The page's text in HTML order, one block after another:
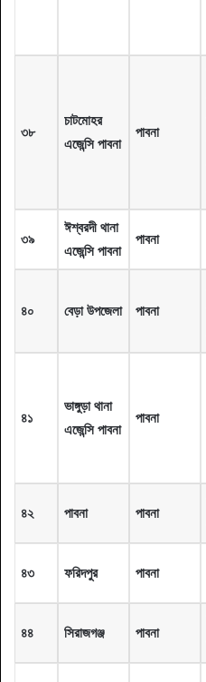
৩৮
চাটমোহর
এজেন্সি পাবনা
পাবনা
৩৯
ঈশ্বরদী থানা
এজেন্সি পাবনা
পাবনা
৪০ বেড়া উপজেলা পাবনা
৪১
ভাঙ্গুড়া থানা
এজেন্সি পাবনা
পাবনা
৪২ পাবনা পাবনা
৪৩ ফরিদপুর পাবনা
৪৪ সিরাজগঞ্জ পাবনা